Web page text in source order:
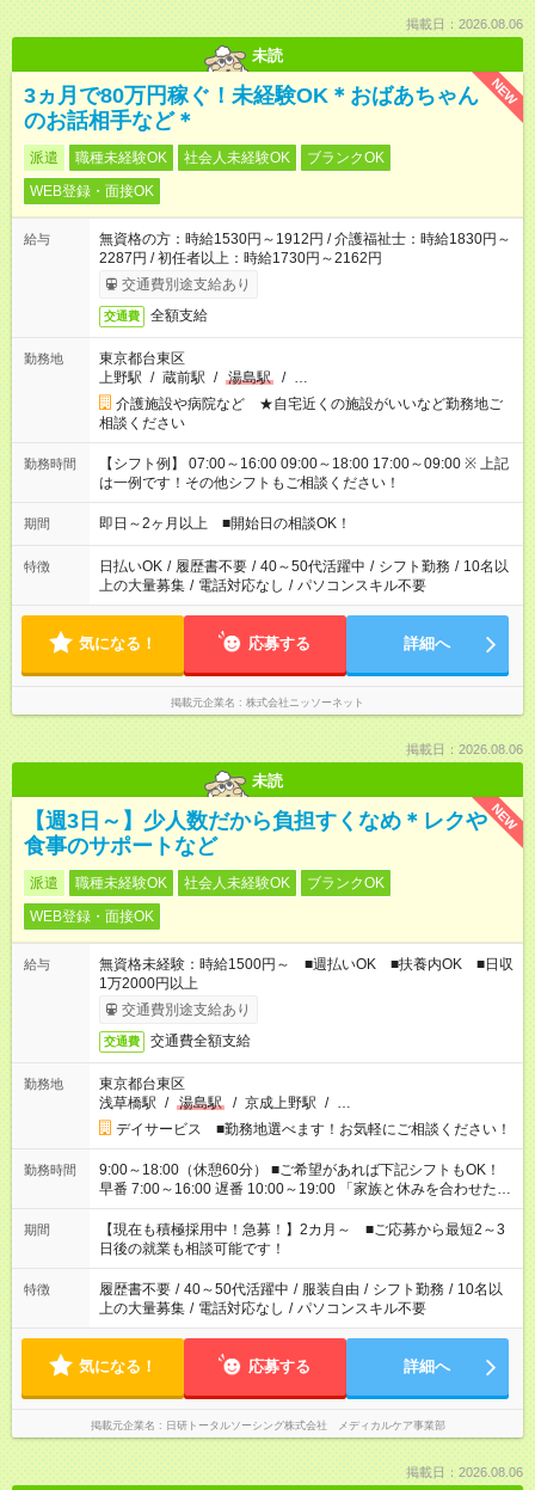
掲載日：2026.08.06
未読
NEW
3ヵ月で80万円稼ぐ！未経験OK＊おばあちゃん
のお話相手など＊
派遣 職種未経験OK 社会人未経験OK
ブランクOK
WEB登録・面接OK
給与
無資格の方：時給1530円～1912円 / 介護福祉士：時給1830円～
2287円 / 初任者以上：時給1730円～2162円
交通費別途支給あり
交通費 全額支給
勤務地
東京都台東区
上野駅 / 蔵前駅 / 湯島駅 / …
介護施設や病院など ★自宅近くの施設がいいなど勤務地ご
相談ください
勤務時間
【シフト例】 07:00～16:00 09:00～18:00 17:00～09:00 ※ 上記
は一例です！その他シフトもご相談ください！
期間 即日～2ヶ月以上 ■開始日の相談OK！
特徴 日払いOK / 履歴書不要 / 40～50代活躍中 / シフト勤務 / 10名以
上の大量募集 / 電話対応なし / パソコンスキル不要
気になる！ 応募する 詳細へ
掲載元企業名 株式会社ニッソーネット
掲載日：2026.08.06
未読
NEW
【週3日～】少人数だから負担すくなめ＊レクや
食事のサポートなど
派遣 職種未経験OK 社会人未経験OK
ブランクOK
WEB登録・面接OK
給与
無資格未経験：時給1500円～ ■週払いOK ■扶養内OK ■日収
1万2000円以上
交通費別途支給あり
交通費 交通費全額支給
勤務地
東京都台東区
浅草橋駅 / 湯島駅 / 京成上野駅 / …
デイサービス ■勤務地選べます！お気軽にご相談ください！
勤務時間
9:00～18:00（休憩60分） ■ご希望があれば下記シフトもOK！
早番 7:00～16:00 遅番 10:00～19:00 「家族と休みを合わせた
い」 「余裕を持って夕飯の準備がしたい」 「できれば残業はし
たくない」 など、ご希望を教えてくださいね。 ※Wワーク希望
の方へ 今ご覧のお仕事で希望する勤務時間と、もう1つのお仕事
の勤務時間。 合計で週40時間を超える場合は応募できません。
期間
【現在も積極採用中！急募！】2カ月～ ■ご応募から最短2～3
日後の就業も相談可能です！
特徴 履歴書不要 / 40～50代活躍中 / 服装自由 / シフト勤務 / 10名以
上の大量募集 / 電話対応なし / パソコンスキル不要
気になる！ 応募する 詳細へ
掲載元企業名 日研トータルソーシング株式会社 メディカルケア事業部
掲載日：2026.08.06